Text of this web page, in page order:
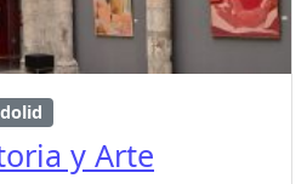
y Arte